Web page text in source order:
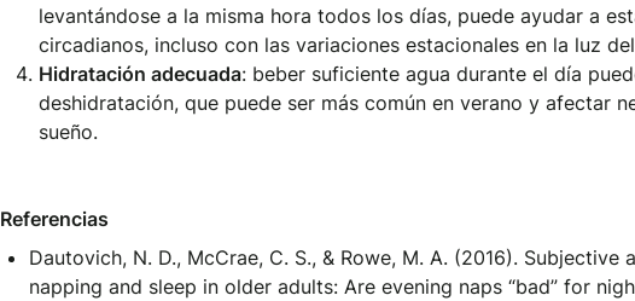
levantándose a la misma hora todos los días, puede ayudar a
circadianos, incluso con las variaciones estacionales en la luz
Hidratación adecuada: beber suficiente agua durante el día
deshidratación, que puede ser más común en verano y afectar
sueño.
Referencias
Dautovich, N. D., McCrae, C. S., & Rowe, M. A. (2016). Subjective
napping and sleep in older adults: Are evening naps “bad” for